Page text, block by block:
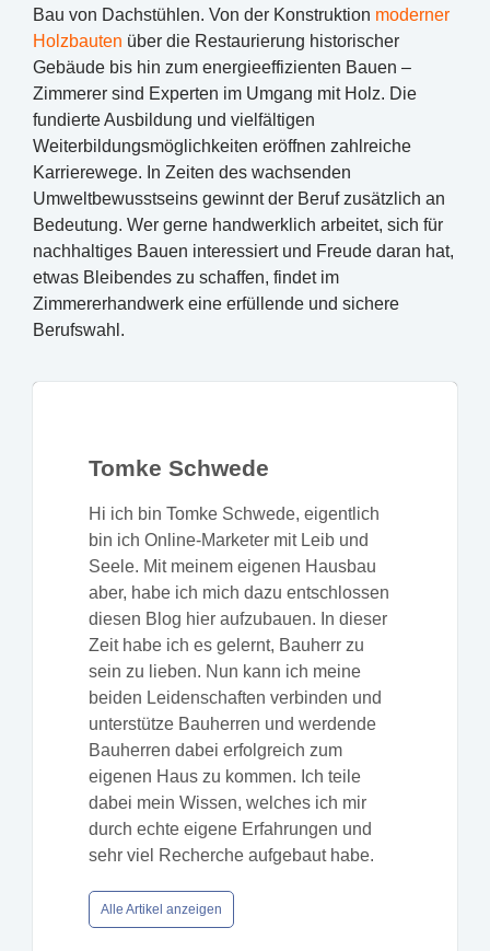
Bau von Dachstühlen. Von der Konstruktion moderner
Holzbauten über die Restaurierung historischer
Gebäude bis hin zum energieeffizienten Bauen –
Zimmerer sind Experten im Umgang mit Holz. Die
fundierte Ausbildung und vielfältigen
Weiterbildungsmöglichkeiten eröffnen zahlreiche
Karrierewege. In Zeiten des wachsenden
Umweltbewusstseins gewinnt der Beruf zusätzlich an
Bedeutung. Wer gerne handwerklich arbeitet, sich für
nachhaltiges Bauen interessiert und Freude daran hat,
etwas Bleibendes zu schaffen, findet im
Zimmererhandwerk eine erfüllende und sichere
Berufswahl.
Tomke Schwede
Hi ich bin Tomke Schwede, eigentlich
bin ich Online-Marketer mit Leib und
Seele. Mit meinem eigenen Hausbau
aber, habe ich mich dazu entschlossen
diesen Blog hier aufzubauen. In dieser
Zeit habe ich es gelernt, Bauherr zu
sein zu lieben. Nun kann ich meine
beiden Leidenschaften verbinden und
unterstütze Bauherren und werdende
Bauherren dabei erfolgreich zum
eigenen Haus zu kommen. Ich teile
dabei mein Wissen, welches ich mir
durch echte eigene Erfahrungen und
sehr viel Recherche aufgebaut habe.
Alle Artikel anzeigen